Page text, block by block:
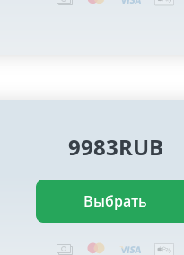
9983RUB
Выбрать